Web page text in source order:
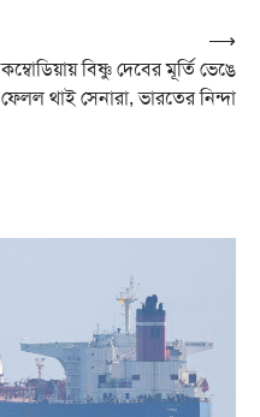
কম্বোডিয়ায় বিষ্ণু দেবের মূর্তি ভেঙে
ফেলল থাই সেনারা, ভারতের নিন্দা
⟶